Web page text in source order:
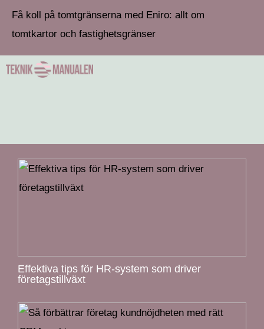
Få koll på tomtgränserna med Eniro: allt om
tomtkartor och fastighetsgränser
Effektiva tips för HR-system som driver
företagstillväxt